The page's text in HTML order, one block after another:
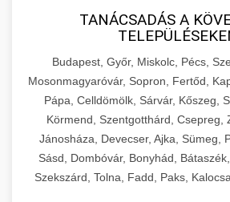
TANÁCSADÁS A
Budapest, Győr, Miskolc, Pécs,
Mosonmagyaróvár, Sopron, Fertőd,
Pápa, Celldömölk, Sárvár, Kőszeg,
Körmend, Szentgotthárd, Csepreg,
Jánosháza, Devecser, Ajka, Sümeg,
Sásd, Dombóvár, Bonyhád,
Szekszárd, Tolna, Fadd, Paks,